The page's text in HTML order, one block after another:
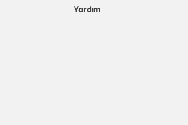
Yardım